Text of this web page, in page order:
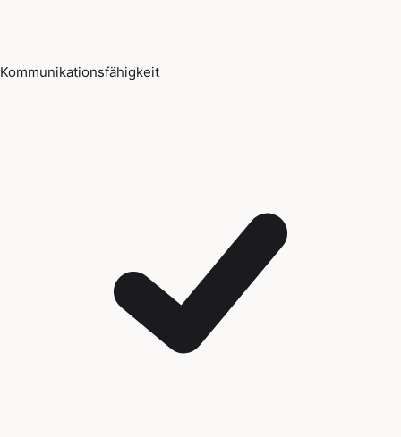
Kommunikationsfähigkeit